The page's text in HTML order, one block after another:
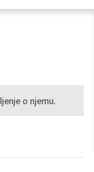
o njemu.